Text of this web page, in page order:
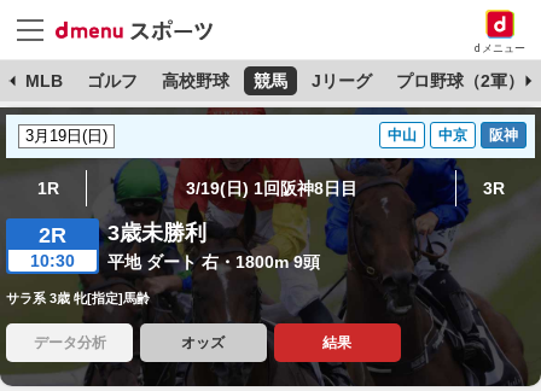
dメニュー
MLB ゴルフ 高校野球 競馬 Jリーグ プロ野球（2軍）
中山 中京 阪神
1R 3/19(日) 1回阪神8日目 3R
2R
10:30
3歳未勝利
平地 ダート 右・1800m 9頭
サラ系 3歳 牝[指定]馬齢
データ分析 オッズ 結果